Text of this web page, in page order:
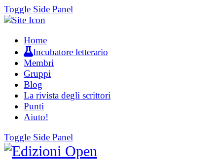
Toggle Side Panel
Home
Incubatore letterario
Membri
Gruppi
Blog
La rivista degli scrittori
Punti
Aiuto!
Toggle Side Panel